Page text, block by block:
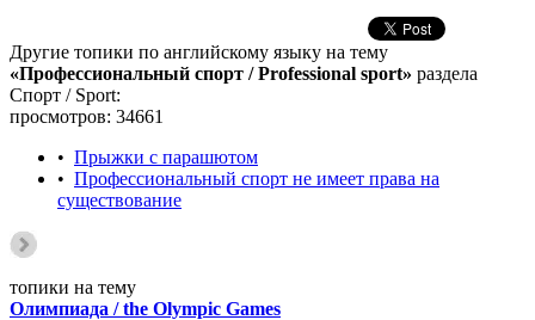
Другие топики по английскому языку на тему
«Профессиональный спорт / Professional sport» раздела
Спорт / Sport:
просмотров: 34661
• Прыжки с парашютом
• Профессиональный спорт не имеет права на
существование
топики на тему
Олимпиада / the Olympic Games